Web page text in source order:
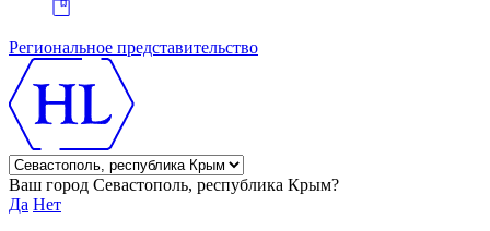
Региональное представительство
Ваш город Севастополь, республика Крым?
Да Нет